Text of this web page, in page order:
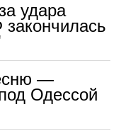
удара
—
Одессой